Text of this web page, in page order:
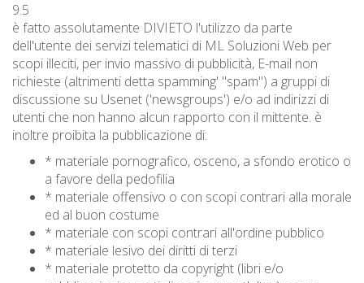
9.5
è fatto assolutamente DIVIETO l'utilizzo da parte
dell'utente dei servizi telematici di ML Soluzioni Web per
scopi illeciti, per invio massivo di pubblicità, E-mail non
richieste (altrimenti detta spamming' "spam") a gruppi di
discussione su Usenet ('newsgroups') e/o ad indirizzi di
utenti che non hanno alcun rapporto con il mittente. è
inoltre proibita la pubblicazione di:
* materiale pornografico, osceno, a sfondo erotico o
a favore della pedofilia
* materiale offensivo o con scopi contrari alla morale
ed al buon costume
* materiale con scopi contrari all'ordine pubblico
* materiale lesivo dei diritti di terzi
* materiale protetto da copyright (libri e/o